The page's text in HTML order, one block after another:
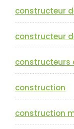
constructeur
constructeur
constructeurs
construction
construction